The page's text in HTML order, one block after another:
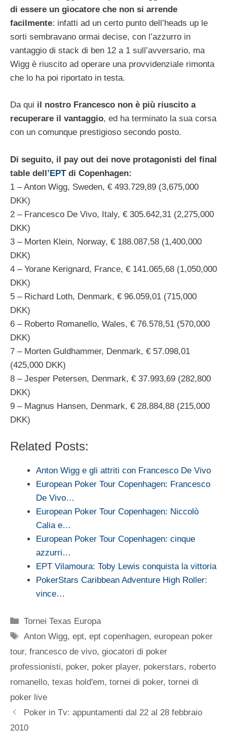
di essere un giocatore che non si arrende
facilmente: infatti ad un certo punto dell’heads up le
sorti sembravano ormai decise, con l’azzurro in
vantaggio di stack di ben 12 a 1 sull’avversario, ma
Wigg è riuscito ad operare una provvidenziale rimonta
che lo ha poi riportato in testa.
Da qui il nostro Francesco non è più riuscito a
recuperare il vantaggio, ed ha terminato la sua corsa
con un comunque prestigioso secondo posto.
Di seguito, il pay out dei nove protagonisti del final
table dell’EPTdi Copenhagen:
1 – Anton Wigg, Sweden, € 493.729,89 (3,675,000
DKK)
2 – Francesco De Vivo, Italy, € 305.642,31 (2,275,000
DKK)
3 – Morten Klein, Norway, € 188.087,58 (1,400,000
DKK)
4 – Yorane Kerignard, France, € 141.065,68 (1,050,000
DKK)
5 – Richard Loth, Denmark, € 96.059,01 (715,000
DKK)
6 – Roberto Romanello, Wales, € 76.578,51 (570,000
DKK)
7 – Morten Guldhammer, Denmark, € 57.098,01
(425,000 DKK)
8 – Jesper Petersen, Denmark, € 37.993,69 (282,800
DKK)
9 – Magnus Hansen, Denmark, € 28.884,88 (215,000
DKK)
Related Posts:
Anton Wigg e gli attriti con Francesco De Vivo
European Poker Tour Copenhagen: Francesco
De Vivo…
European Poker Tour Copenhagen: Niccolò
Calia e…
European Poker Tour Copenhagen: cinque
azzurri…
EPT Vilamoura: Toby Lewis conquista la vittoria
PokerStars Caribbean Adventure High Roller:
vince…
Categorie
Tornei Texas Europa
Tag
Anton Wigg,ept,ept copenhagen,european poker
tour, francesco de vivo, giocatori di poker
professionisti, poker, poker player, pokerstars, roberto
romanello, texas hold'em, tornei di poker, tornei di
poker live
Poker in Tv: appuntamenti dal 22 al 28 febbraio
2010